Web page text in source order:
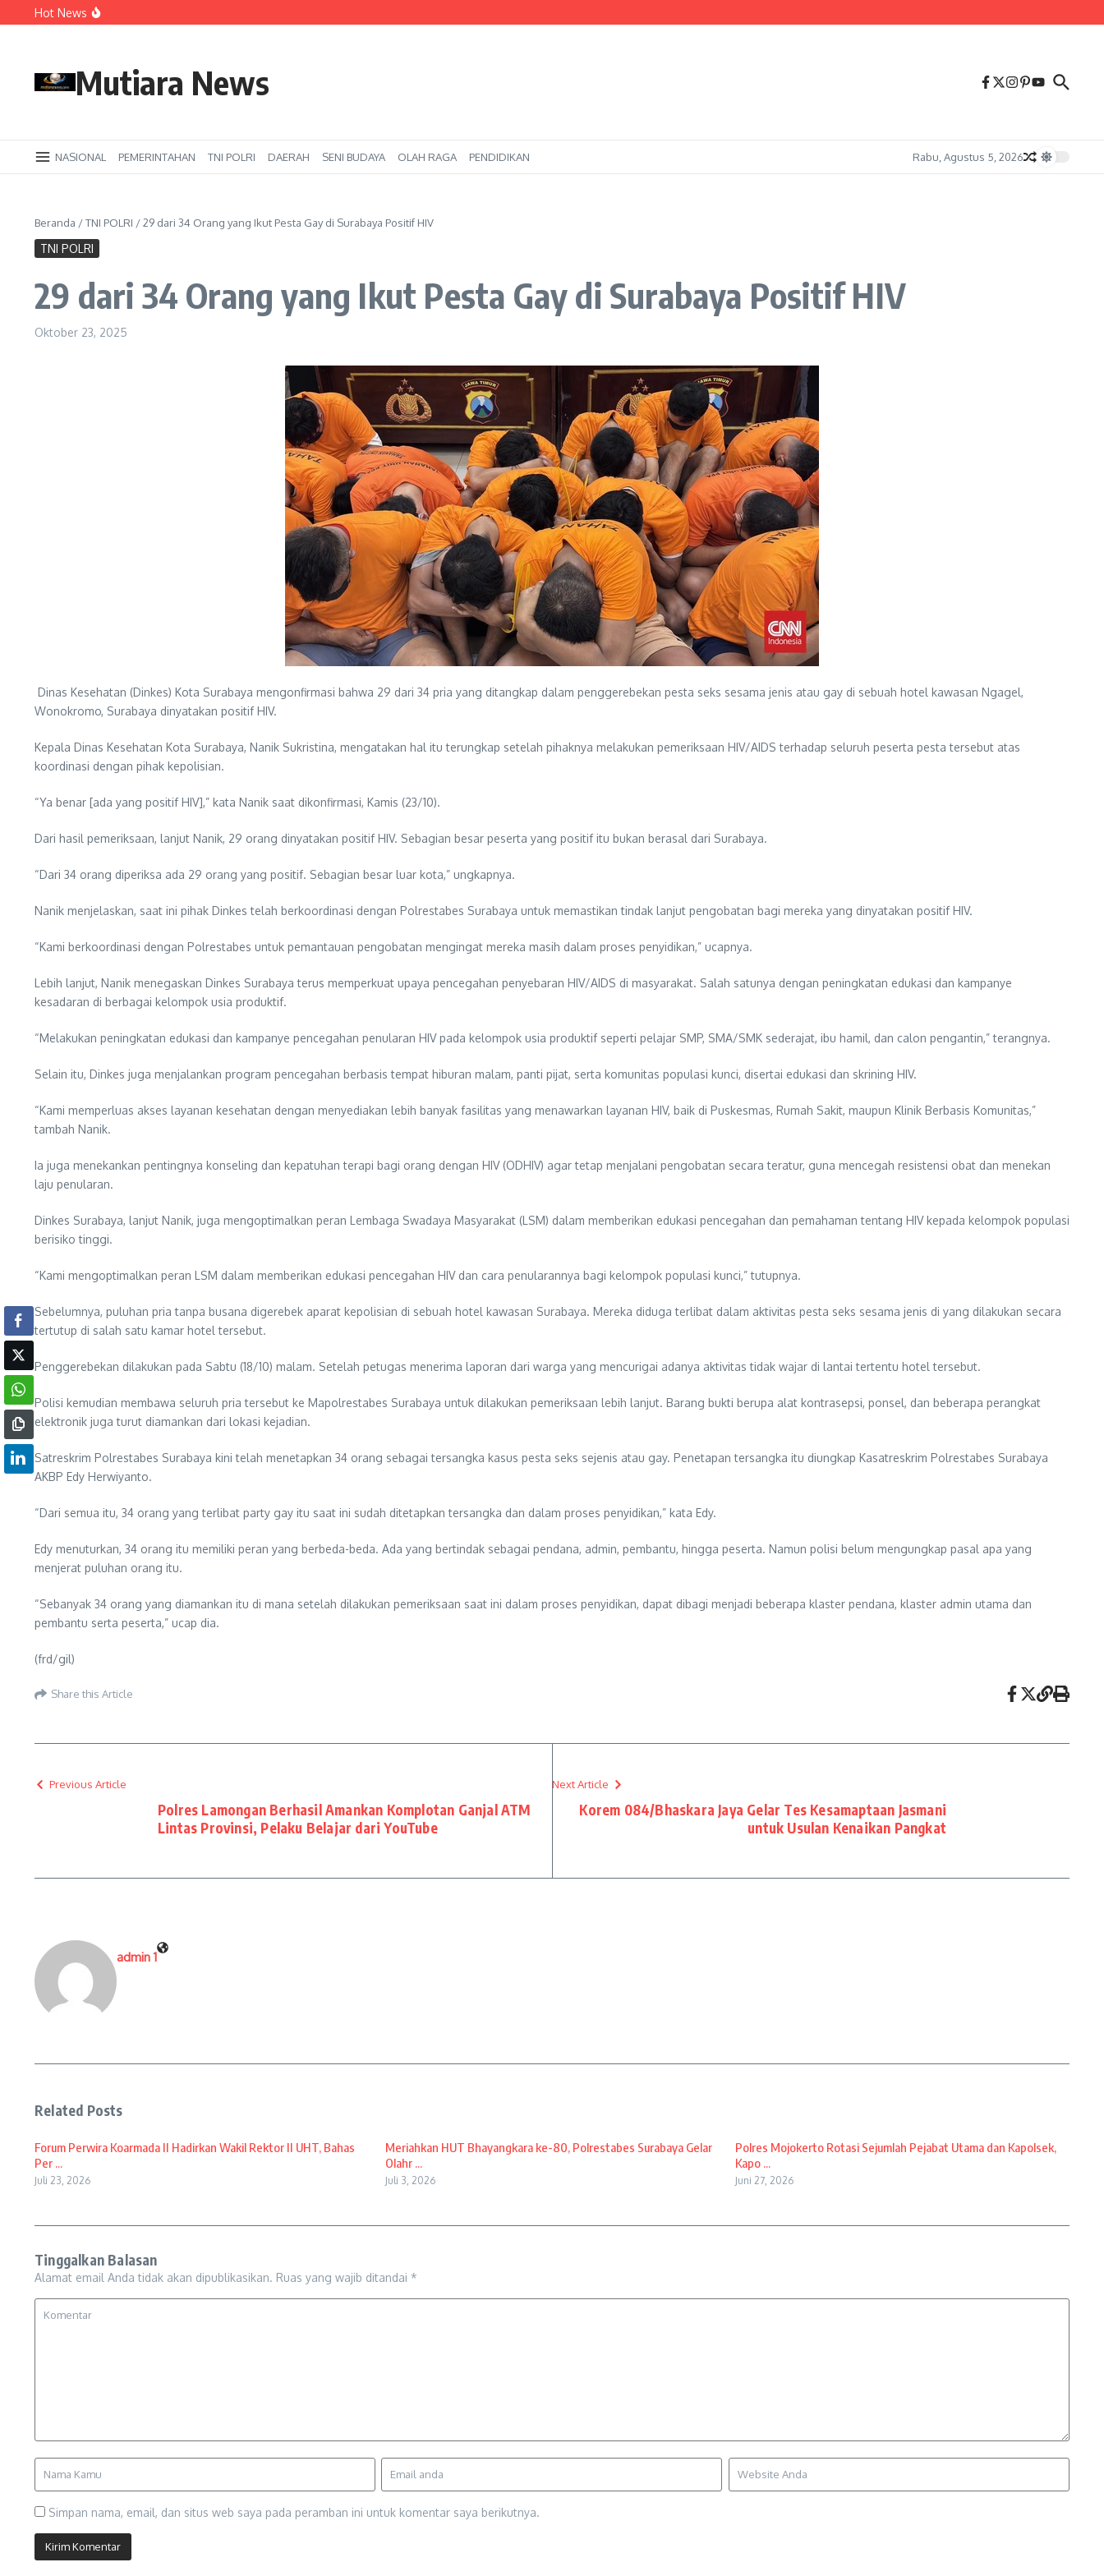
Lewati ke konten
Hot News
UHT Kenalkan Keunggulan Kampus Maritim dan Program Beasiswa kepada Calon Mahasiswa
Mutiara News
NASIONAL PEMERINTAHAN TNI POLRI DAERAH SENI BUDAYA OLAH RAGA PENDIDIKAN Rabu, Agustus 5, 2026
Beranda /TNI POLRI /29 dari 34 Orang yang Ikut Pesta Gay di Surabaya Positif HIV
TNI POLRI
29 dari 34 Orang yang Ikut Pesta Gay di Surabaya Positif HIV
Oktober 23, 2025
Dinas Kesehatan (Dinkes) Kota Surabaya mengonfirmasi bahwa 29 dari 34 pria yang ditangkap dalam penggerebekan pesta seks sesama jenis atau gay di sebuah hotel kawasan Ngagel,
Wonokromo, Surabaya dinyatakan positif HIV.
Kepala Dinas Kesehatan Kota Surabaya, Nanik Sukristina, mengatakan hal itu terungkap setelah pihaknya melakukan pemeriksaan HIV/AIDS terhadap seluruh peserta pesta tersebut atas
koordinasi dengan pihak kepolisian.
“Ya benar [ada yang positif HIV],” kata Nanik saat dikonfirmasi, Kamis (23/10).
Dari hasil pemeriksaan, lanjut Nanik, 29 orang dinyatakan positif HIV. Sebagian besar peserta yang positif itu bukan berasal dari Surabaya.
“Dari 34 orang diperiksa ada 29 orang yang positif. Sebagian besar luar kota,” ungkapnya.
Nanik menjelaskan, saat ini pihak Dinkes telah berkoordinasi dengan Polrestabes Surabaya untuk memastikan tindak lanjut pengobatan bagi mereka yang dinyatakan positif HIV.
“Kami berkoordinasi dengan Polrestabes untuk pemantauan pengobatan mengingat mereka masih dalam proses penyidikan,” ucapnya.
Lebih lanjut, Nanik menegaskan Dinkes Surabaya terus memperkuat upaya pencegahan penyebaran HIV/AIDS di masyarakat. Salah satunya dengan peningkatan edukasi dan kampanye
kesadaran di berbagai kelompok usia produktif.
“Melakukan peningkatan edukasi dan kampanye pencegahan penularan HIV pada kelompok usia produktif seperti pelajar SMP, SMA/SMK sederajat, ibu hamil, dan calon pengantin,” terangnya.
Selain itu, Dinkes juga menjalankan program pencegahan berbasis tempat hiburan malam, panti pijat, serta komunitas populasi kunci, disertai edukasi dan skrining HIV.
“Kami memperluas akses layanan kesehatan dengan menyediakan lebih banyak fasilitas yang menawarkan layanan HIV, baik di Puskesmas, Rumah Sakit, maupun Klinik Berbasis Komunitas,”
tambah Nanik.
Ia juga menekankan pentingnya konseling dan kepatuhan terapi bagi orang dengan HIV (ODHIV) agar tetap menjalani pengobatan secara teratur, guna mencegah resistensi obat dan menekan
laju penularan.
Dinkes Surabaya, lanjut Nanik, juga mengoptimalkan peran Lembaga Swadaya Masyarakat (LSM) dalam memberikan edukasi pencegahan dan pemahaman tentang HIV kepada kelompok populasi
berisiko tinggi.
“Kami mengoptimalkan peran LSM dalam memberikan edukasi pencegahan HIV dan cara penularannya bagi kelompok populasi kunci,” tutupnya.
Sebelumnya, puluhan pria tanpa busana digerebek aparat kepolisian di sebuah hotel kawasan Surabaya. Mereka diduga terlibat dalam aktivitas pesta seks sesama jenis di yang dilakukan secara
tertutup di salah satu kamar hotel tersebut.
Penggerebekan dilakukan pada Sabtu (18/10) malam. Setelah petugas menerima laporan dari warga yang mencurigai adanya aktivitas tidak wajar di lantai tertentu hotel tersebut.
Polisi kemudian membawa seluruh pria tersebut ke Mapolrestabes Surabaya untuk dilakukan pemeriksaan lebih lanjut. Barang bukti berupa alat kontrasepsi, ponsel, dan beberapa perangkat
elektronik juga turut diamankan dari lokasi kejadian.
Satreskrim Polrestabes Surabaya kini telah menetapkan 34 orang sebagai tersangka kasus pesta seks sejenis atau gay. Penetapan tersangka itu diungkap Kasatreskrim Polrestabes Surabaya
AKBP Edy Herwiyanto.
“Dari semua itu, 34 orang yang terlibat party gay itu saat ini sudah ditetapkan tersangka dan dalam proses penyidikan,” kata Edy.
Edy menuturkan, 34 orang itu memiliki peran yang berbeda-beda. Ada yang bertindak sebagai pendana, admin, pembantu, hingga peserta. Namun polisi belum mengungkap pasal apa yang
menjerat puluhan orang itu.
“Sebanyak 34 orang yang diamankan itu di mana setelah dilakukan pemeriksaan saat ini dalam proses penyidikan, dapat dibagi menjadi beberapa klaster pendana, klaster admin utama dan
pembantu serta peserta,” ucap dia.
(frd/gil)
Share this Article
Previous Article
Polres Lamongan Berhasil Amankan Komplotan Ganjal ATM
Lintas Provinsi, Pelaku Belajar dari YouTube
Next Article
Korem 084/Bhaskara Jaya Gelar Tes Kesamaptaan Jasmani
untuk Usulan Kenaikan Pangkat
admin 1
Related Posts
Forum Perwira Koarmada II Hadirkan Wakil Rektor II UHT, Bahas
Per ...
Juli 23, 2026
Meriahkan HUT Bhayangkara ke-80, Polrestabes Surabaya Gelar
Olahr ...
Juli 3, 2026
Polres Mojokerto Rotasi Sejumlah Pejabat Utama dan Kapolsek,
Kapo ...
Juni 27, 2026
Tinggalkan Balasan
Alamat email Anda tidak akan dipublikasikan. Ruas yang wajib ditandai *
Simpan nama, email, dan situs web saya pada peramban ini untuk komentar saya berikutnya.